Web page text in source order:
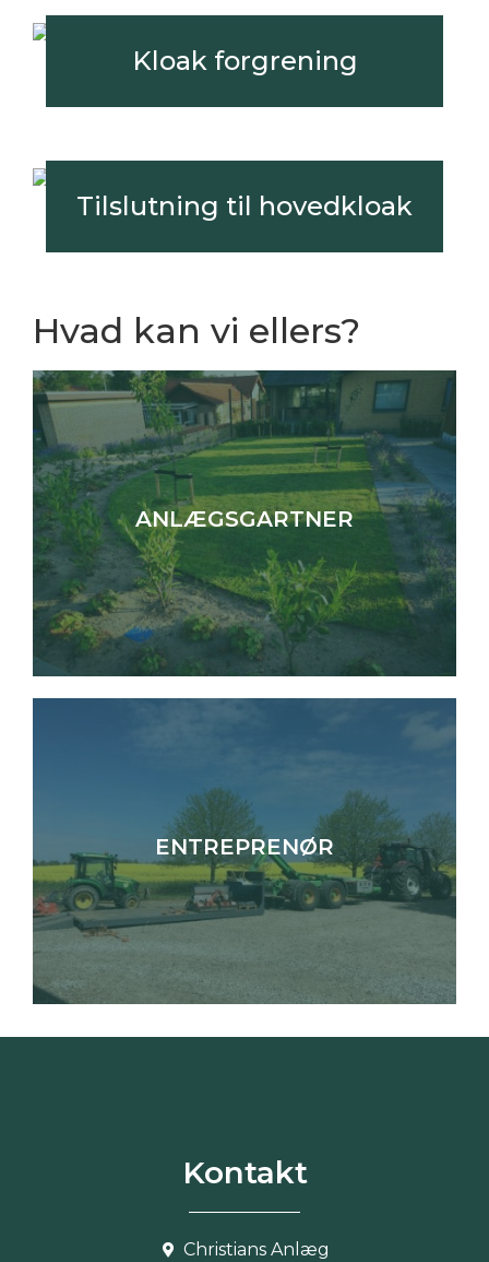
Kloak forgrening
Tilslutning til hovedkloak
Hvad kan vi ellers?
ANLÆGSGARTNER
VI HJÆLPER MED
Anlægsopgaver af enhver art
LÆS MERE
ENTREPRENØR
VI HJÆLPER MED
Alt indenfor jordarbejde
LÆS MERE
Kontakt
Christians Anlæg